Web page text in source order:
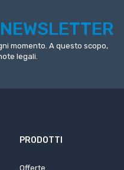
NEWSLETTER
momento. A questo scopo,
legali.
PRODOTTI
Offerte